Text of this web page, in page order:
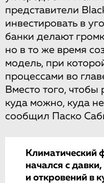
представители
инвестировать в
банки делают
но в то же время
модель, при
процессами во
Вместо того, чтобы
куда можно, куда
сообщил Паско
Климатический
начался с
и откровений в